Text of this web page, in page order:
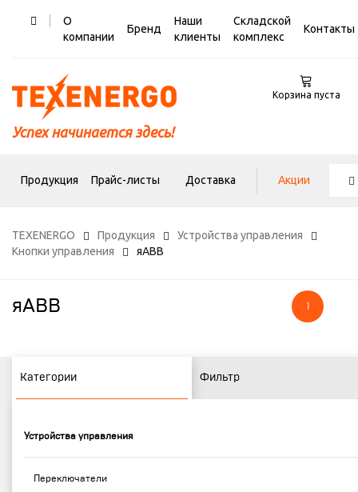
О
компании
Бренд
Наши
клиенты
Складской
комплекс
Контакты
Успех начинается здесь!
Корзина пуста
Продукция Прайс-листы Доставка Акции
TEXENERGO Продукция
Устройства управления
Кнопки управления
яABB
яABB 1
Категории Фильтр
Устройства управления
Переключатели